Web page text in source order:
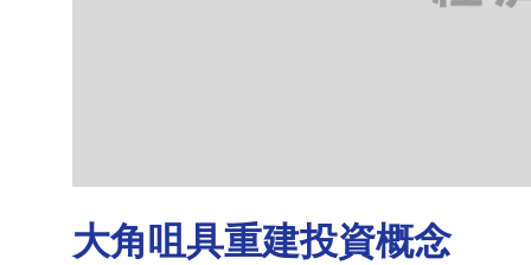
大角咀具重建投資概念